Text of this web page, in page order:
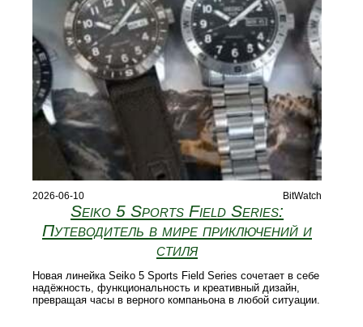
2026-06-10 BitWatch
Seiko 5 Sports Field Series:
Путеводитель в мире приключений и
стиля
Новая линейка Seiko 5 Sports Field Series сочетает в себе
надёжность, функциональность и креативный дизайн,
превращая часы в верного компаньона в любой ситуации.